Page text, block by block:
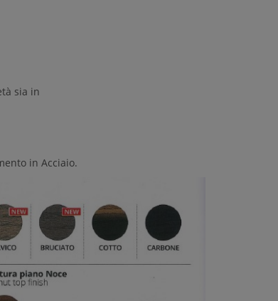
sia in
in Acciaio.